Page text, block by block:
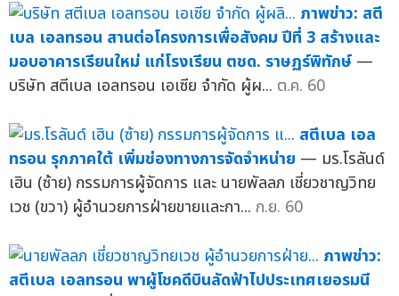
ภาพข่าว: สตี
เบล เอลทรอน สานต่อโครงการเพื่อสังคม ปีที่ 3 สร้างและ
มอบอาคารเรียนใหม่ แก่โรงเรียน ตชด. ราษฏร์พิทักษ์ —
บริษัท สตีเบล เอลทรอน เอเซีย จำกัด ผู้ผ... ต.ค. 60
สตีเบล เอล
ทรอน รุกภาคใต้ เพิ่มช่องทางการจัดจำหน่าย — มร.โรลันด์
เฮิน (ซ้าย) กรรมการผู้จัดการ และ นายพัลลภ เชี่ยวชาญวิทย
เวช (ขวา) ผู้อำนวยการฝ่ายขายและกา... ก.ย. 60
ภาพข่าว:
สตีเบล เอลทรอน พาผู้โชคดีบินลัดฟ้าไปประเทศเยอรมนี